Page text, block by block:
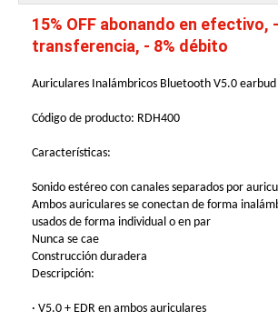
15% OFF abonando en efectivo,
transferencia, - 8% débito
Auriculares Inalámbricos Bluetooth V5.0 earbud
Código de producto: RDH400
Características:
Sonido estéreo con canales separados por
Ambos auriculares se conectan de forma
usados de forma individual o en par
Nunca se cae
Construcción duradera
Descripción:
· V5.0 + EDR en ambos auriculares